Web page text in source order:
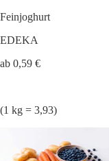
Feinjoghurt
EDEKA
ab 0,59 €
(1 kg = 3,93)